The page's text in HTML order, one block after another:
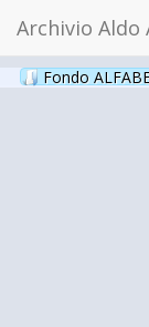
Archivio Aldo
Fondo